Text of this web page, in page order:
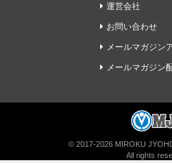
運営会社
お問い合わせ
メールマガジン
メールマガジン
© 2017-2026 MIROKU
All rights
経理ドリブンの無料メ